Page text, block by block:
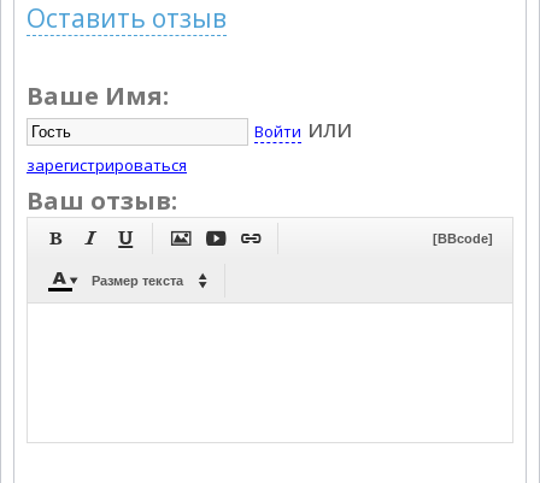
Оставить отзыв
Ваше Имя:
Войти или
зарегистрироваться
Ваш отзыв:
    

 Размер текста 
[BBcode]